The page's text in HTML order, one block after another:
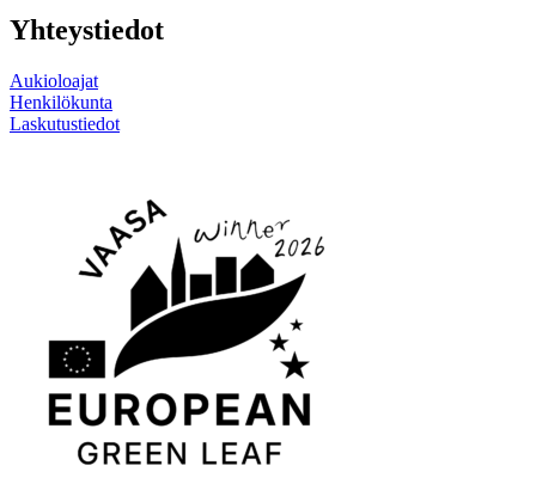
Yhteystiedot
Aukioloajat
Henkilökunta
Laskutustiedot